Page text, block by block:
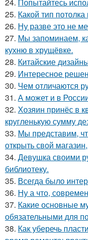
25. Какой тип
26. Ну разве это не
27. Мы запоминаем,
кухню в хрущёвке.
28. Китайские
29. Интересное
30. Чем отличаются
31. А может и в
32. Хозяин принёс в
кругленькую сумму
33. Мы представим,
открыть свой
34. Девушка своими
библиотеку.
35. Всегда было
36. Ну а что,
37. Какие основные
обязательными для
38. Как уберечь